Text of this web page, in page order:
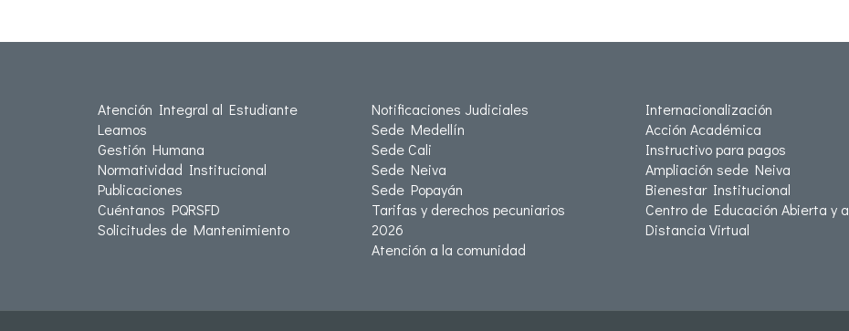
Atención Integral al Estudiante
Leamos
Gestión Humana
Normatividad Institucional
Publicaciones
Cuéntanos PQRSFD
Solicitudes de Mantenimiento
Notificaciones Judiciales
Sede Medellín
Sede Cali
Sede Neiva
Sede Popayán
Tarifas y derechos pecuniarios
2026
Atención a la comunidad
Internacionalización
Acción Académica
Instructivo para pagos
Ampliación sede Neiva
Bienestar Institucional
Centro de Educación Abierta y a
Distancia Virtual